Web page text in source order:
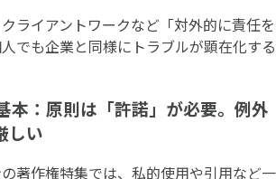
ライアントワークなど「対外的に責任を
でも企業と同様にトラブルが顕在化する
本：原則は「許諾」が必要。例外
しい
著作権特集では、私的使用や引用など一